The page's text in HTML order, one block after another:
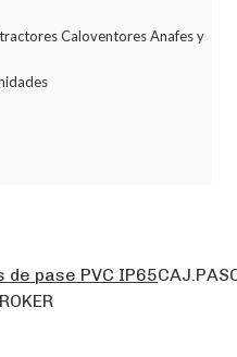
Caloventores Anafes y
de pase PVC IP65